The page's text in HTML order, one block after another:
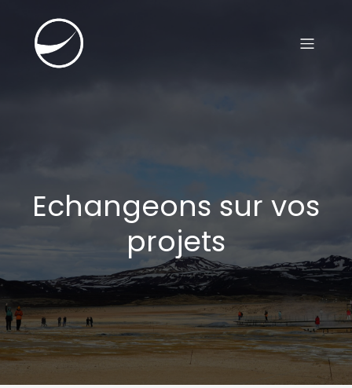
Echangeons sur vos
projets